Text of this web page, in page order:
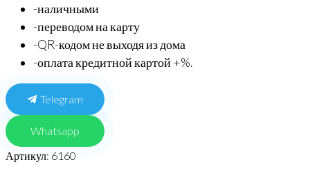
-наличными
-переводом на карту
-QR-кодом не выходя из дома
-оплата кредитной картой +%.
Telegram
Whatsapp
Артикул: 6160